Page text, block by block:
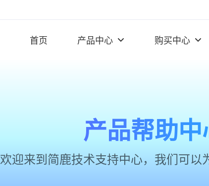
首页 产品中心 购买中心
产品帮助中
欢迎来到简鹿技术支持中心，我们可以